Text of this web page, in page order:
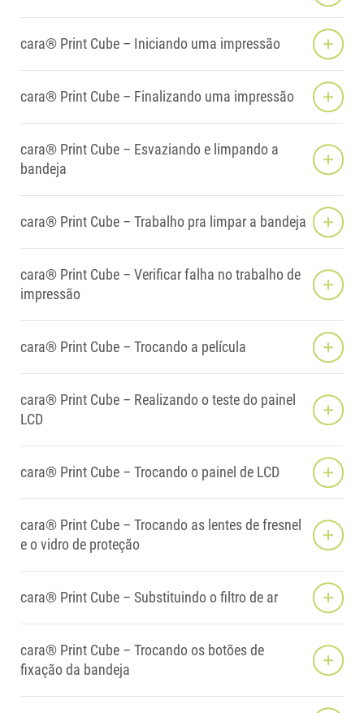
cara® Print Cube – Iniciando uma impressão
cara® Print Cube – Finalizando uma impressão
cara® Print Cube – Esvaziando e limpando a
bandeja
cara® Print Cube – Trabalho pra limpar a bandeja
cara® Print Cube – Verificar falha no trabalho de
impressão
cara® Print Cube – Trocando a película
cara® Print Cube – Realizando o teste do painel
LCD
cara® Print Cube – Trocando o painel de LCD
cara® Print Cube – Trocando as lentes de fresnel
e o vidro de proteção
cara® Print Cube – Substituindo o filtro de ar
cara® Print Cube – Trocando os botões de
fixação da bandeja